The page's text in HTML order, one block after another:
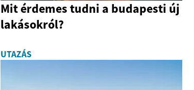
Mit érdemes tudni a budapesti új
lakásokról?
UTAZÁS